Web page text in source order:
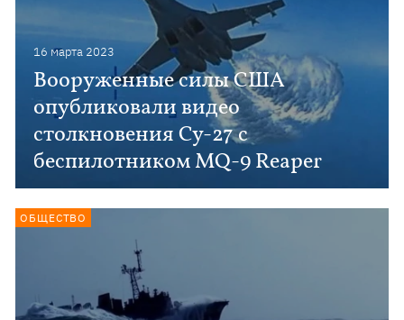
16 марта 2023
Вооруженные силы США
опубликовали видео
столкновения Су-27 с
беспилотником MQ-9 Reaper
ОБЩЕСТВО